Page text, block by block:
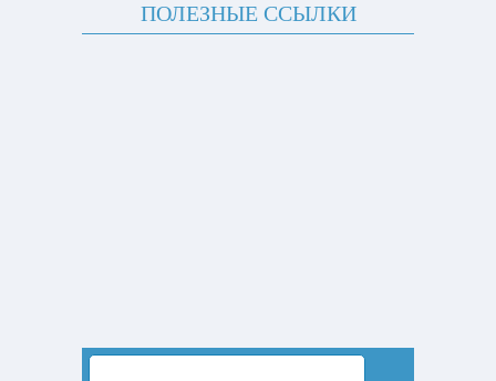
ПОЛЕЗНЫЕ ССЫЛКИ